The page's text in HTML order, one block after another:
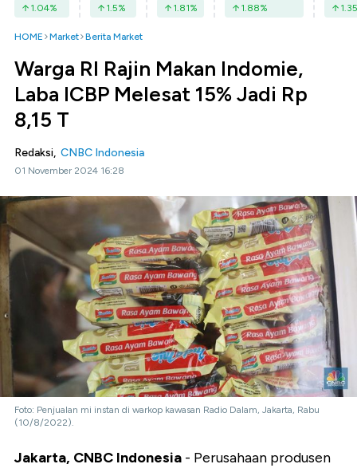
1.04% 1.5% 1.81% 1.88% 1.35
HOME Market Berita Market
Warga RI Rajin Makan Indomie,
Laba ICBP Melesat 15% Jadi Rp
8,15 T
Redaksi, CNBC Indonesia
01 November 2024 16:28
Foto: Penjualan mi instan di warkop kawasan Radio Dalam, Jakarta, Rabu
(10/8/2022).
Jakarta, CNBC Indonesia - Perusahaan produsen